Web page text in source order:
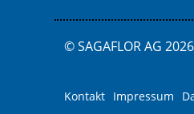
© SAGAFLOR AG 2026
Kontakt Impressum